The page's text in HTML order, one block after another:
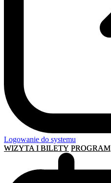
Logowanie do systemu
WIZYTA I BILETY PROGRAM